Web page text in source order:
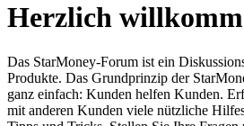
Herzlich
Das StarMoney-Forum ist ein
Produkte. Das Grundprinzip der
ganz einfach: Kunden helfen Kunden.
mit anderen Kunden viele nützliche